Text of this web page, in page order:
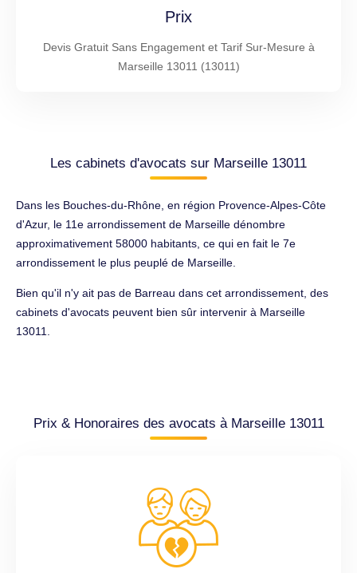
Prix
Devis Gratuit Sans Engagement et Tarif Sur-Mesure à
Marseille 13011 (13011)
Les cabinets d'avocats sur Marseille 13011
Dans les Bouches-du-Rhône, en région Provence-Alpes-Côte
d'Azur, le 11e arrondissement de Marseille dénombre
approximativement 58000 habitants, ce qui en fait le 7e
arrondissement le plus peuplé de Marseille.
Bien qu'il n'y ait pas de Barreau dans cet arrondissement, des
cabinets d'avocats peuvent bien sûr intervenir à Marseille
13011.
Prix & Honoraires des avocats à Marseille 13011